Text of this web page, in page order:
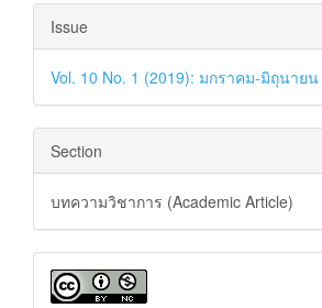
Issue
Vol. 10 No. 1 (2019): มกราคม-มิถุนายน
Section
บทความวิชาการ (Academic Article)